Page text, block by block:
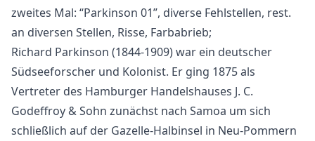
zweites Mal: “Parkinson 01”, diverse Fehlstellen, rest.
an diversen Stellen, Risse, Farbabrieb;
Richard Parkinson (1844-1909) war ein deutscher
Südseeforscher und Kolonist. Er ging 1875 als
Vertreter des Hamburger Handelshauses J. C.
Godeffroy & Sohn zunächst nach Samoa um sich
schließlich auf der Gazelle-Halbinsel in Neu-Pommern